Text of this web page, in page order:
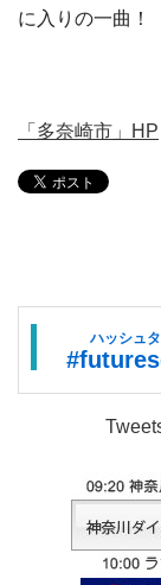
に入りの一曲！
「多奈崎市」HP
ハッシュタ